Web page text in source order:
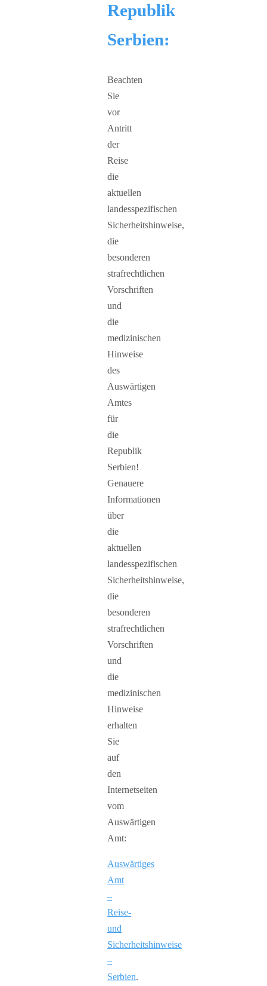
Republik
Serbien:
Beachten
Sie
vor
Antritt
der
Reise
die
aktuellen
landesspezifischen
Sicherheitshinweise,
die
besonderen
strafrechtlichen
Vorschriften
und
die
medizinischen
Hinweise
des
Auswärtigen
Amtes
für
die
Republik
Serbien!
Genauere
Informationen
über
die
aktuellen
landesspezifischen
Sicherheitshinweise,
die
besonderen
strafrechtlichen
Vorschriften
und
die
medizinischen
Hinweise
erhalten
Sie
auf
den
Internetseiten
vom
Auswärtigen
Amt:
Auswärtiges
Amt
–
Reise-
und
Sicherheitshinweise
–
Serbien.